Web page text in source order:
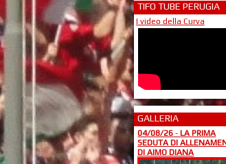
TIFO TUBE PERUGIA
I video della Curva
GALLERIA
04/08/26 - LA PRIMA
SEDUTA DI
DI AIMO DIANA